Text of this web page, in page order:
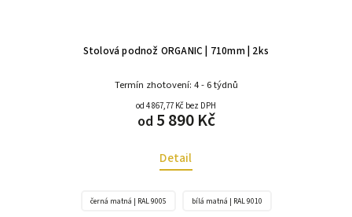
Stolová podnož ORGANIC | 710mm | 2ks
Termín zhotovení: 4 - 6 týdnů
od 4 867,77 Kč bez DPH
od 5 890 Kč
Detail
černá matná | RAL 9005 bílá matná | RAL 9010